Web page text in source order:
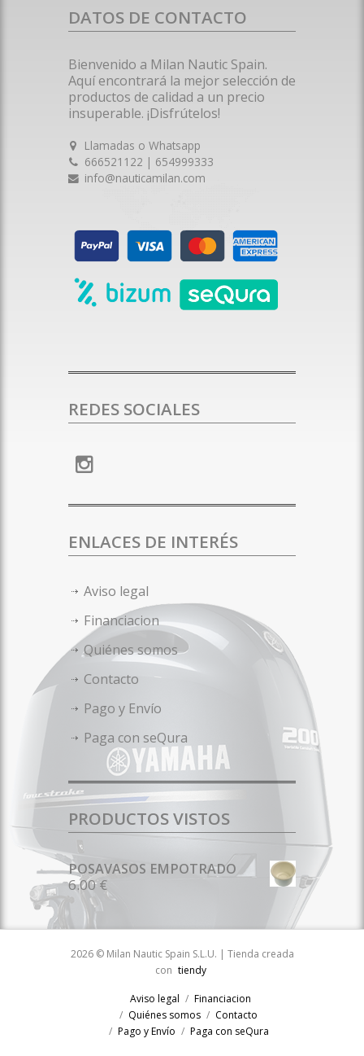
DATOS DE CONTACTO
Bienvenido a Milan Nautic Spain.
Aquí encontrará la mejor selección de
productos de calidad a un precio
insuperable. ¡Disfrútelos!
Llamadas o Whatsapp
666521122 | 654999333
info@nauticamilan.com
REDES SOCIALES
ENLACES DE INTERÉS
Aviso legal
Financiacion
Quiénes somos
Contacto
Pago y Envío
Paga con seQura
PRODUCTOS VISTOS
POSAVASOS EMPOTRADO
6.00 €
2026 © Milan Nautic Spain S.L.U. | Tienda creada
con tiendy
Aviso legal
Financiacion
Quiénes somos
Contacto
Pago y Envío
Paga con seQura